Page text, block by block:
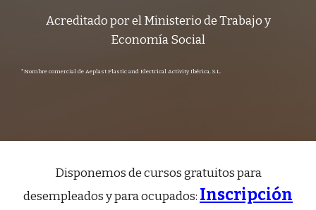
Acreditado por el Ministerio de Trabajo y
Economía Social
*Nombre comercial de Aeplast Plastic and Electrical Activity Ibérica, S.L.
Disponemos de cursos gratuitos para
desempleados y para ocupados: Inscripción